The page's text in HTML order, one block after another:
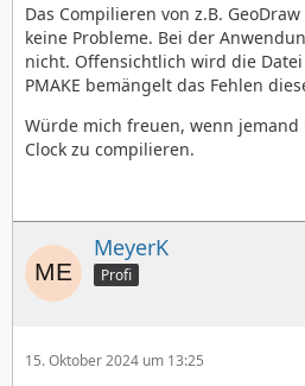
Das Compilieren von z.B.
keine Probleme. Bei der
nicht. Offensichtlich wird die Datei
PMAKE bemängelt das Fehlen
Würde mich freuen, wenn jemand
Clock zu compilieren.
MeyerK
Profi
15. Oktober 2024 um 13:25